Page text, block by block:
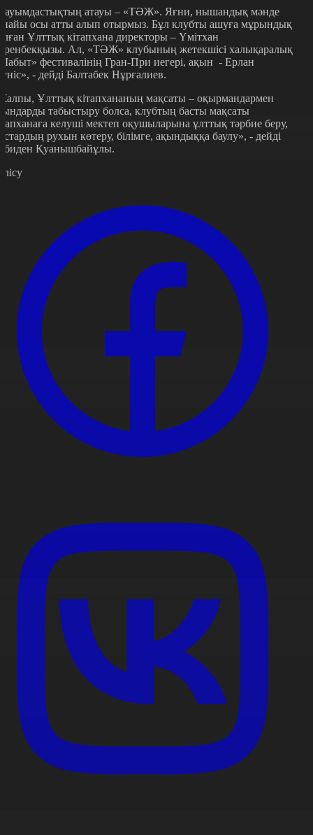
атауы – «ТӘЖ». Яғни, нышандық мәнде
осы атты алып отырмыз. Бұл клубты ашуға мұрындық
Ұлттық кітапхана директоры – Үмітхан
Ал, «ТӘЖ» клубының жетекшісі халықаралық
фестивалінің Гран-При иегері, ақын - Ерлан
- дейді Балтабек Нұрғалиев.
Ұлттық кітапхананың мақсаты – оқырмандармен
табыстыру болса, клубтың басты мақсаты
келуші мектеп оқушыларына ұлттық тәрбие беру,
рухын көтеру, білімге, ақындыққа баулу», - дейді
Қуанышбайұлы.